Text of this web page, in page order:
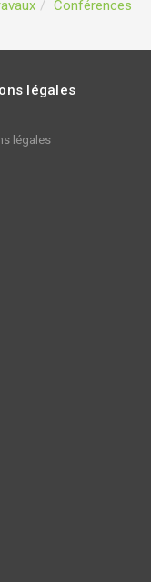
Conférences
légales
légales